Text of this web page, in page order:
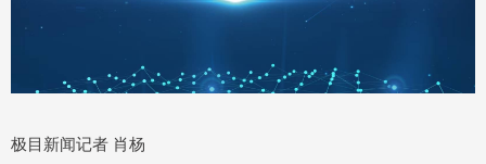
极目新闻记者 肖杨